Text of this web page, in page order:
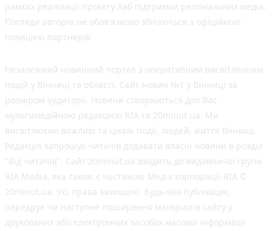
рамках реалізації проєкту Хаб підтримки регіональних медіа.
Погляди авторів не обов'язково збігаються з офіційною
позицією партнерів
Незалежний новинний портал з оперативним висвітленням
подій у Вінниці та області. Сайт новин №1 у Вінниці за
розміром аудиторії. Новини створюються для Вас
мультимедійною редакцією RIA та 20minut.ua. Ми
висвітлюємо важливі та цікаві події, людей, життя Вінниці.
Редакція запрошує читачів додавати власні новини в розділ
"Від читачів". Сайт 20minut.ua входить до видавничої групи
RIA Media, яка також є частиною Медіа корпорації RIA ©
20minut.ua. Усі права захищені. Будь-яка публiкацiя,
передрук чи наступне поширення матеріалів сайту у
друкованих або електронних засобах масової інформації